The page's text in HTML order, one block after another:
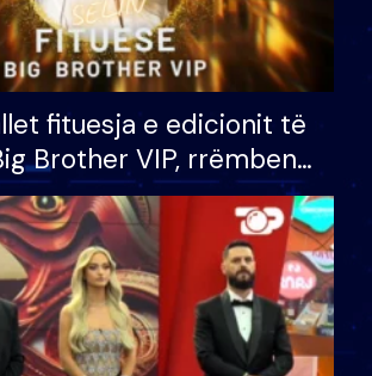
fituesja e edicionit të
Brother VIP, rrëmben
prej 100 mijë eurosh